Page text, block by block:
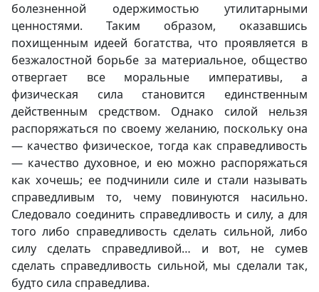
болезненной одержимостью утилитарными
ценностями. Таким образом, оказавшись
похищенным идеей богатства, что проявляется в
безжалостной борьбе за материальное, общество
отвергает все моральные императивы, а
физическая сила становится единственным
действенным средством. Однако силой нельзя
распоряжаться по своему желанию, поскольку она
— качество физическое, тогда как справедливость
— качество духовное, и ею можно распоряжаться
как хочешь; ее подчинили силе и стали называть
справедливым то, чему повинуются насильно.
Следовало соединить справедливость и силу, а для
того либо справедливость сделать сильной, либо
силу сделать справедливой… и вот, не сумев
сделать справедливость сильной, мы сделали так,
будто сила справедлива.